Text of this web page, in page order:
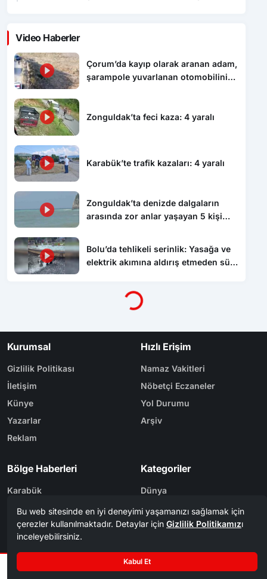
Video Haberler
Çorum’da kayıp olarak aranan adam,
şarampole yuvarlanan otomobilinin
Zonguldak’ta feci kaza: 4 yaralı
Karabük’te trafik kazaları: 4 yaralı
Zonguldak’ta denizde dalgaların
arasında zor anlar yaşayan 5 kişi
Bolu’da tehlikeli serinlik: Yasağa ve
elektrik akımına aldırış etmeden süs
Yükleniyor...
Kurumsal
Gizlilik Politikası
İletişim
Künye
Yazarlar
Reklam
Hızlı Erişim
Namaz Vakitleri
Nöbetçi Eczaneler
Yol Durumu
Arşiv
Bölge Haberleri
Karabük
Safranbolu
Kastamonu
Bolu
Kategoriler
Dünya
Eğitim
Ekonomi
Spor